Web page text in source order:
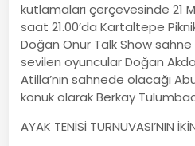
kutlamaları çerçevesinde 21
saat 21.00’da Kartaltepe
Doğan Onur Talk Show sahne
sevilen oyuncular Doğan
Atilla’nın sahnede olacağı
konuk olarak Berkay
AYAK TENİSİ TURNUVASI’NIN